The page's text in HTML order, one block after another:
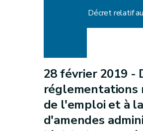
28 février 2019 -
réglementations
de l'emploi et à
d'amendes